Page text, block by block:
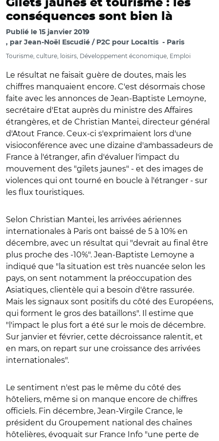
Gilets jaunes et tourisme : les
conséquences sont bien là
Publié le 15 janvier 2019
par Jean-Noël Escudié / P2C pour Localtis Paris
Tourisme, culture, loisirs, Développement économique, Emploi
Le résultat ne faisait guère de doutes, mais les
chiffres manquaient encore. C'est désormais chose
faite avec les annonces de Jean-Baptiste Lemoyne,
secrétaire d'Etat auprès du ministre des Affaires
étrangères, et de Christian Mantei, directeur général
d'Atout France. Ceux-ci s'exprimaient lors d'une
visioconférence avec une dizaine d'ambassadeurs de
France à l'étranger, afin d'évaluer l'impact du
mouvement des "gilets jaunes" - et des images de
violences qui ont tourné en boucle à l'étranger - sur
les flux touristiques.
Selon Christian Mantei, les arrivées aériennes
internationales à Paris ont baissé de 5 à 10% en
décembre, avec un résultat qui "devrait au final être
plus proche des -10%". Jean-Baptiste Lemoyne a
indiqué que "la situation est très nuancée selon les
pays, on sent notamment la préoccupation des
Asiatiques, clientèle qui a besoin d'être rassurée.
Mais les signaux sont positifs du côté des Européens,
qui forment le gros des bataillons". Il estime que
"l'impact le plus fort a été sur le mois de décembre.
Sur janvier et février, cette décroissance ralentit, et
en mars, on repart sur une croissance des arrivées
internationales".
Le sentiment n'est pas le même du côté des
hôteliers, même si on manque encore de chiffres
officiels. Fin décembre, Jean-Virgile Crance, le
président du Groupement national des chaînes
hôtelières, évoquait sur France Info "une perte de